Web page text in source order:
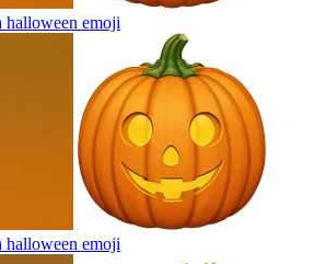
halloween emoji
halloween emoji